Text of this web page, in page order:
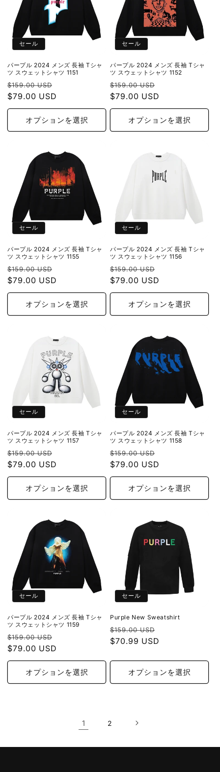
セール
パープル 2024 メンズ 長袖 Tシャ
ツ スウェットシャツ 1151
通
常
価
$159.00 USD
ル
価
格
$79.00 USD
オプションを選択
セール
パープル 2024 メンズ 長袖 Tシャ
ツ スウェットシャツ 1152
通
常
価
$159.00 USD
ル
価
格
$79.00 USD
オプションを選択
セール
パープル 2024 メンズ 長袖 Tシャ
ツ スウェットシャツ 1155
通
常
価
$159.00 USD
ル
価
格
$79.00 USD
オプションを選択
セール
パープル 2024 メンズ 長袖 Tシャ
ツ スウェットシャツ 1156
通
常
価
$159.00 USD
ル
価
格
$79.00 USD
オプションを選択
セール
パープル 2024 メンズ 長袖 Tシャ
ツ スウェットシャツ 1157
通
常
価
$159.00 USD
ル
価
格
$79.00 USD
オプションを選択
セール
パープル 2024 メンズ 長袖 Tシャ
ツ スウェットシャツ 1158
通
常
価
$159.00 USD
ル
価
格
$79.00 USD
オプションを選択
セール
パープル 2024 メンズ 長袖 Tシャ
ツ スウェットシャツ 1159
通
常
価
$159.00 USD
ル
価
格
$79.00 USD
オプションを選択
セール
Purple New Sweatshirt
通
常
格
$159.00 USD
格
$70.99 USD
オプションを選択
1 2